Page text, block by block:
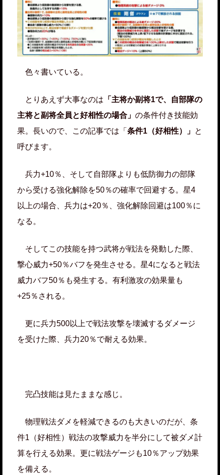
色々書いている。
とりあえず大事なのは 「主将か副将1で、自部隊の
主将と副将全員と好相性の場合」 の条件付き技能効
果。長いので、この記事では「 条件1（好相性）」 と
呼びます。
兵力+10％、そして自部隊よりも低防御力の部隊
から受ける強化解除を50％の確率で回避する。星4
以上の場合、兵力は+20％、強化解除回避は100％に
なる。
そしてこの技能を持つ武将が戦法を発動した際、
撃心威力+50％バフを発生させる。星4になると戦法
威力バフ50％も発生する。有利激攻の効果量も
+25％される。
更に兵力500以上で戦法攻撃を壊滅するダメージ
を受けた際、兵力20％で耐える効果。
完凸技能は見たままな感じ。
物理戦法ダメを軽減できるのも大きいのだが、条
件1（好相性）戦法の攻撃威力を半分にして被ダメ計
算を行える効果。更に戦法ゲージも10％アップ効果
を備える。